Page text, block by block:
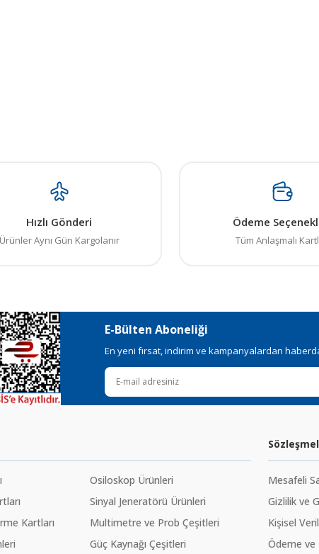
Hızlı Gönderi
Ürünler Aynı Gün Kargolanır
Ödeme
Tüm Anlaşmalı
E-Bülten Aboneliği
En yeni fırsat, indirim ve kampanyalardan
Kartları
Osiloskop Ürünleri
Sinyal Jeneratörü Ürünleri
Multimetre ve Prob Çeşitleri
Güç Kaynağı Çeşitleri
Mesafeli
Gizlilik ve
Kişisel
Ödeme